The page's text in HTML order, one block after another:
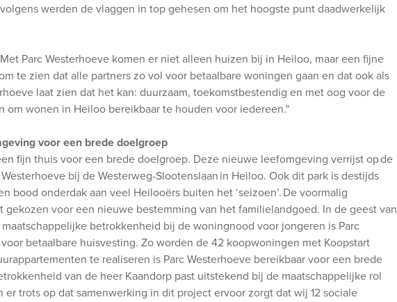
werden de vlaggen in top gehesen om het hoogste punt daadwerkelijk
Parc Westerhoeve komen er niet alleen huizen bij in Heiloo, maar een fijne
te zien dat alle partners zo vol voor betaalbare woningen gaan en dat ook als
laat zien dat het kan: duurzaam, toekomstbestendig en met oog voor de
om wonen in Heiloo bereikbaar te houden voor iedereen."
voor een brede doelgroep
fijn thuis voor een brede doelgroep. Deze nieuwe leefomgeving verrijst op de
bij de Westerweg-Slootenslaan in Heiloo. Ook dit park is destijds
bood onderdak aan veel Heilooërs buiten het ‘seizoen’. De voormalig
gekozen voor een nieuwe bestemming van het familielandgoed. In de geest van
betrokkenheid bij de woningnood voor jongeren is Parc
betaalbare huisvesting. Zo worden de 42 koopwoningen met Koopstart
te realiseren is Parc Westerhoeve bereikbaar voor een brede
van de heer Kaandorp past uitstekend bij de maatschappelijke rol
er trots op dat samenwerking in dit project ervoor zorgt dat wij 12 sociale